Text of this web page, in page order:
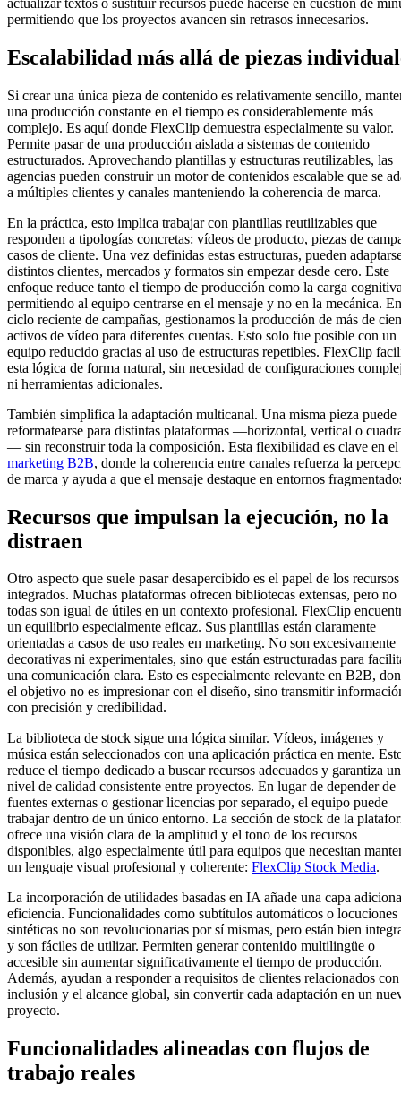
permitiendo que los proyectos avancen sin retrasos innecesarios.
Escalabilidad más allá de piezas
Si crear una única pieza de contenido es relativamente sencillo,
una producción constante en el tiempo es considerablemente más
complejo. Es aquí donde FlexClip demuestra especialmente su valor.
Permite pasar de una producción aislada a sistemas de contenido
estructurados. Aprovechando plantillas y estructuras reutilizables, las
agencias pueden construir un motor de contenidos escalable que se
a múltiples clientes y canales manteniendo la coherencia de marca.
En la práctica, esto implica trabajar con plantillas reutilizables que
responden a tipologías concretas: vídeos de producto, piezas de
casos de cliente. Una vez definidas estas estructuras, pueden
distintos clientes, mercados y formatos sin empezar desde cero. Este
enfoque reduce tanto el tiempo de producción como la carga
permitiendo al equipo centrarse en el mensaje y no en la mecánica.
ciclo reciente de campañas, gestionamos la producción de más de cien
activos de vídeo para diferentes cuentas. Esto solo fue posible con un
equipo reducido gracias al uso de estructuras repetibles. FlexClip
esta lógica de forma natural, sin necesidad de configuraciones
ni herramientas adicionales.
También simplifica la adaptación multicanal. Una misma pieza puede
reformatearse para distintas plataformas —horizontal, vertical o
— sin reconstruir toda la composición. Esta flexibilidad es clave en el
marketing B2B, donde la coherencia entre canales refuerza la
de marca y ayuda a que el mensaje destaque en entornos
Recursos que impulsan la ejecución, no la
distraen
Otro aspecto que suele pasar desapercibido es el papel de los recursos
integrados. Muchas plataformas ofrecen bibliotecas extensas, pero no
todas son igual de útiles en un contexto profesional. FlexClip
un equilibrio especialmente eficaz. Sus plantillas están claramente
orientadas a casos de uso reales en marketing. No son excesivamente
decorativas ni experimentales, sino que están estructuradas para
una comunicación clara. Esto es especialmente relevante en B2B,
el objetivo no es impresionar con el diseño, sino transmitir
con precisión y credibilidad.
La biblioteca de stock sigue una lógica similar. Vídeos, imágenes y
música están seleccionados con una aplicación práctica en mente.
reduce el tiempo dedicado a buscar recursos adecuados y garantiza un
nivel de calidad consistente entre proyectos. En lugar de depender de
fuentes externas o gestionar licencias por separado, el equipo puede
trabajar dentro de un único entorno. La sección de stock de la
ofrece una visión clara de la amplitud y el tono de los recursos
disponibles, algo especialmente útil para equipos que necesitan
un lenguaje visual profesional y coherente: FlexClip Stock Media.
La incorporación de utilidades basadas en IA añade una capa
eficiencia. Funcionalidades como subtítulos automáticos o locuciones
sintéticas no son revolucionarias por sí mismas, pero están bien
y son fáciles de utilizar. Permiten generar contenido multilingüe o
accesible sin aumentar significativamente el tiempo de producción.
Además, ayudan a responder a requisitos de clientes relacionados
inclusión y el alcance global, sin convertir cada adaptación en un
proyecto.
Funcionalidades alineadas con flujos de
trabajo reales